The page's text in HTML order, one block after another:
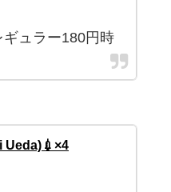
ュラー180円時
Ueda)💉×4